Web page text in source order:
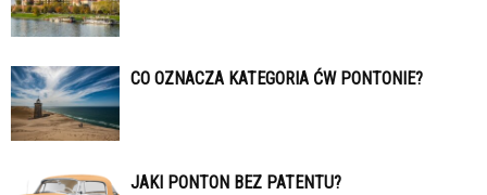
CO OZNACZA KATEGORIA ĆW PONTONIE?
JAKI PONTON BEZ PATENTU?